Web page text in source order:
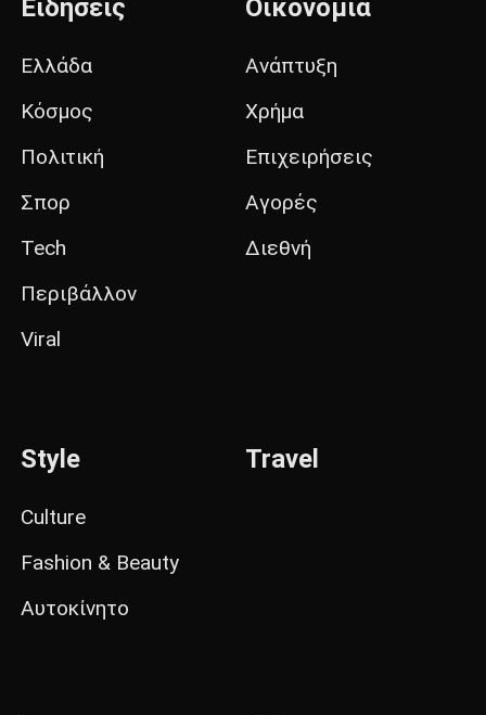
Ειδήσεις
Ελλάδα
Κόσμος
Πολιτική
Σπορ
Tech
Περιβάλλον
Viral
Οικονομία
Ανάπτυξη
Χρήμα
Επιχειρήσεις
Αγορές
Διεθνή
Style
Culture
Fashion & Beauty
Αυτοκίνητο
Travel